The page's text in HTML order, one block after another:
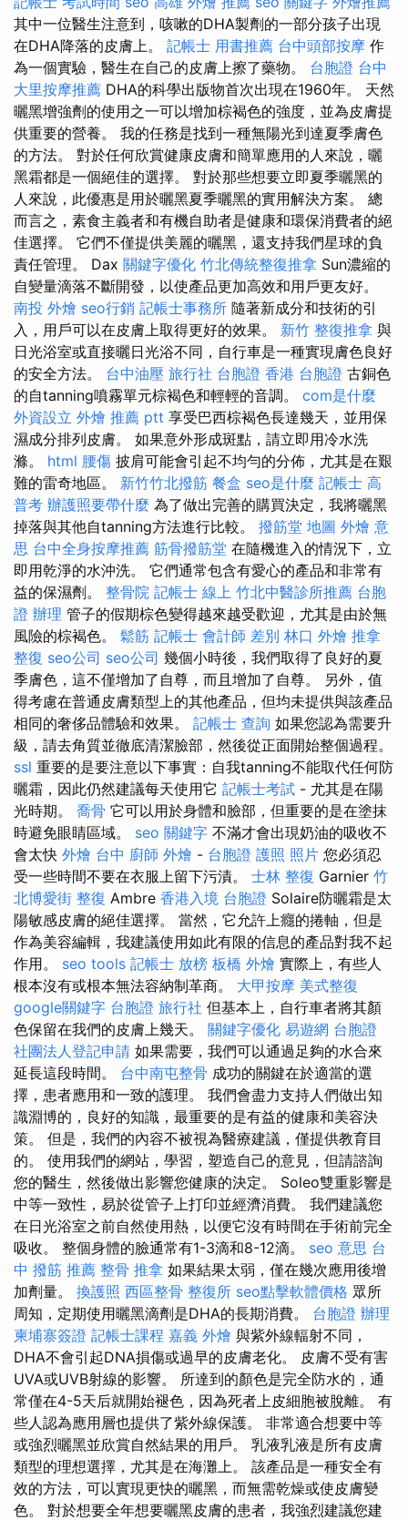
其中一位醫生注意到，咳嗽的DHA製劑的一部分孩子出現
在DHA降落的皮膚上。 記帳士 用書推薦 台中頭部按摩 作
為一個實驗，醫生在自己的皮膚上擦了藥物。 台胞證 台中
大里按摩推薦 DHA的科學出版物首次出現在1960年。 天然
曬黑增強劑的使用之一可以增加棕褐色的強度，並為皮膚提
供重要的營養。 我的任務是找到一種無陽光到達夏季膚色
的方法。 對於任何欣賞健康皮膚和簡單應用的人來說，曬
黑霜都是一個絕佳的選擇。 對於那些想要立即夏季曬黑的
人來說，此優惠是用於曬黑夏季曬黑的實用解決方案。 總
而言之，素食主義者和有機自助者是健康和環保消費者的絕
佳選擇。 它們不僅提供美麗的曬黑，還支持我們星球的負
責任管理。 Dax 關鍵字優化 竹北傳統整復推拿 Sun濃縮的
自變量滴落不斷開發，以使產品更加高效和用戶更友好。
南投 外燴 seo行銷 記帳士事務所 隨著新成分和技術的引
入，用戶可以在皮膚上取得更好的效果。 新竹 整復推拿 與
日光浴室或直接曬日光浴不同，自行車是一種實現膚色良好
的安全方法。 台中油壓 旅行社 台胞證 香港 台胞證 古銅色
的自tanning噴霧單元棕褐色和輕輕的音調。 com是什麼
外資設立 外燴 推薦 ptt 享受巴西棕褐色長達幾天，並用保
濕成分排列皮膚。 如果意外形成斑點，請立即用冷水洗
滌。 html 腰傷 披肩可能會引起不均勻的分佈，尤其是在艱
難的雷奇地區。 新竹竹北撥筋 餐盒 seo是什麼 記帳士 高
普考 辦護照要帶什麼 為了做出完善的購買決定，我將曬黑
掉落與其他自tanning方法進行比較。 撥筋堂 地圖 外燴 意
思 台中全身按摩推薦 筋骨撥筋堂 在隨機進入的情況下，立
即用乾淨的水沖洗。 它們通常包含有愛心的產品和非常有
益的保濕劑。 整骨院 記帳士 線上 竹北中醫診所推薦 台胞
證 辦理 管子的假期棕色變得越來越受歡迎，尤其是由於無
風險的棕褐色。 鬆筋 記帳士 會計師 差別 林口 外燴 推拿
整復 seo公司 seo公司 幾個小時後，我們取得了良好的夏
季膚色，這不僅增加了自尊，而且增加了自尊。 另外，值
得考慮在普通皮膚類型上的其他產品，但均未提供與該產品
相同的奢侈品體驗和效果。 記帳士 查詢 如果您認為需要升
級，請去角質並徹底清潔臉部，然後從正面開始整個過程​​。
ssl 重要的是要注意以下事實：自我tanning不能取代任何防
曬霜，因此仍然建議每天使用它 記帳士考試 - 尤其是在陽
光時期。 喬骨 它可以用於身體和臉部，但重要的是在塗抹
時避免眼睛區域。 seo 關鍵字 不滿才會出現奶油的吸收不
會太快 外燴 台中 廚師 外燴 - 台胞證 護照 照片 您必須忍
受一些時間不要在衣服上留下污漬。 士林 整復 Garnier 竹
北博愛街 整復 Ambre 香港入境 台胞證 Solaire防曬霜是太
陽敏感皮膚的絕佳選擇。 當然，它允許上癮的捲軸，但是
作為美容編輯，我建議使用如此有限的信息的產品對我不起
作用。 seo tools 記帳士 放榜 板橋 外燴 實際上，有些人
根本沒有或根本無法容納制革商。 大甲按摩 美式整復
google關鍵字 台胞證 旅行社 但基本上，自行車者將其顏
色保留在我們的皮膚上幾天。 關鍵字優化 易遊網 台胞證
社團法人登記申請 如果需要，我們可以通過足夠的水合來
延長這段時間。 台中南屯整骨 成功的關鍵在於適當的選
擇，患者應用和一致的護理。 我們會盡力支持人們做出知
識淵博的，良好的知識，最重要的是有益的健康和美容決
策。 但是，我們的內容不被視為醫療建議，僅提供教育目
的。 使用我們的網站，學習，塑造自己的意見，但請諮詢
您的醫生，然後做出影響您健康的決定。 Soleo雙重影響是
中等一致性，易於從管子上打印並經濟消費。 我們建議您
在日光浴室之前自然使用熱，以便它沒有時間在手術前完全
吸收。 整個身體的臉通常有1-3滴和8-12滴。 seo 意思 台
中 撥筋 推薦 整骨 推拿 如果結果太弱，僅在幾次應用後增
加劑量。 換護照 西區整骨 整復所 seo點擊軟體價格 眾所
周知，定期使用曬黑滴劑是DHA的長期消費。 台胞證 辦理
柬埔寨簽證 記帳士課程 嘉義 外燴 與紫外線輻射不同，
DHA不會引起DNA損傷或過早的皮膚老化。 皮膚不受有害
UVA或UVB射線的影響。 所達到的顏色是完全防水的，通
常僅在4-5天后就開始褪色，因為死者上皮細胞被脫離。 有
些人認為應用層也提供了紫外線保護。 非常適合想要中等
或強烈曬黑並欣賞自然結果的用戶。 乳液乳液是所有皮膚
類型的理想選擇，尤其是在海灘上。 該產品是一種安全有
效的方法，可以實現更快的曬黑，而無需乾燥或使皮膚變
色。 對於想要全年想要曬黑皮膚的患者，我強烈建議您建